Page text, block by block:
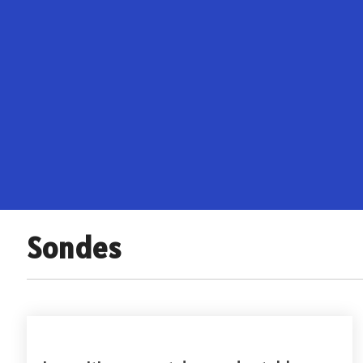
Sondes